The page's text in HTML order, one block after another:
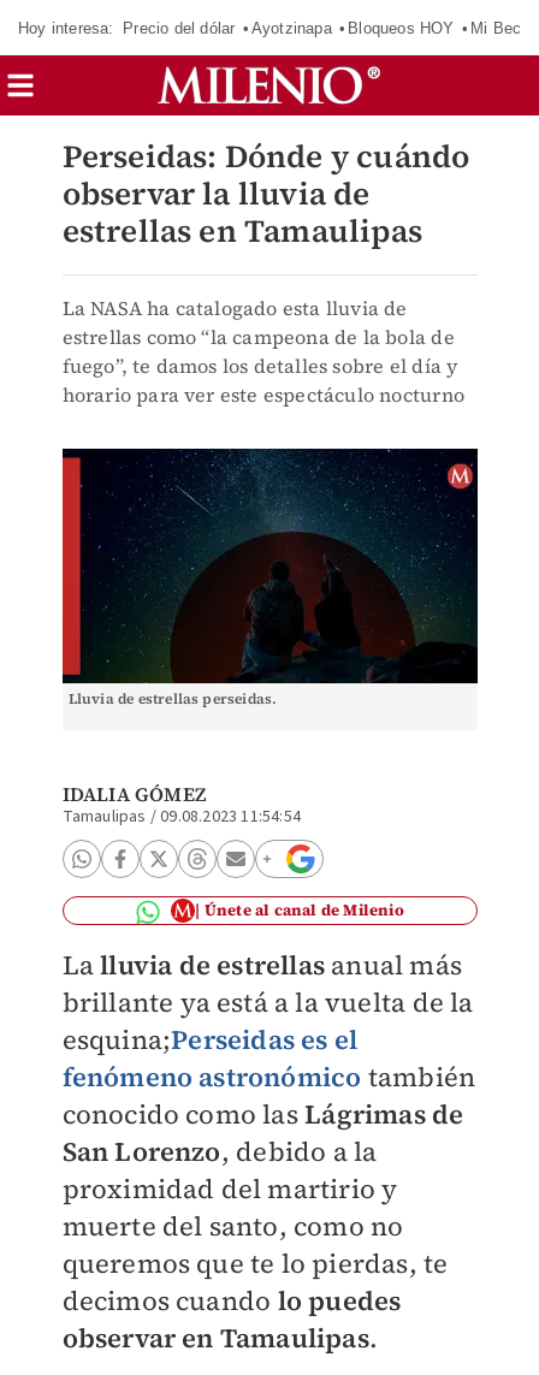
Hoy interesa: Precio del dólar Ayotzinapa Bloqueos HOY Mi Beca
Perseidas: Dónde y cuándo
observar la lluvia de
estrellas en Tamaulipas
La NASA ha catalogado esta lluvia de
estrellas como “la campeona de la bola de
fuego”, te damos los detalles sobre el día y
horario para ver este espectáculo nocturno
Lluvia de estrellas perseidas.
IDALIA GÓMEZ
Tamaulipas /09.08.2023 11:54:54
Únete al canal de Milenio
Lalluvia de estrellasanual más
brillante ya está a la vuelta de la
esquina;Perseidas es el
fenómeno astronómico también
conocido como lasLágrimas de
San Lorenzo, debido a la
proximidad del martirio y
muerte del santo, como no
queremos que te lo pierdas, te
decimos cuando lo puedes
observar en Tamaulipas.